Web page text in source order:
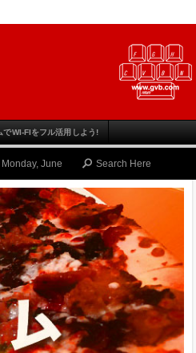
でWI-FIをフル活用しよう!
ゴルファーのための グアム旅行の